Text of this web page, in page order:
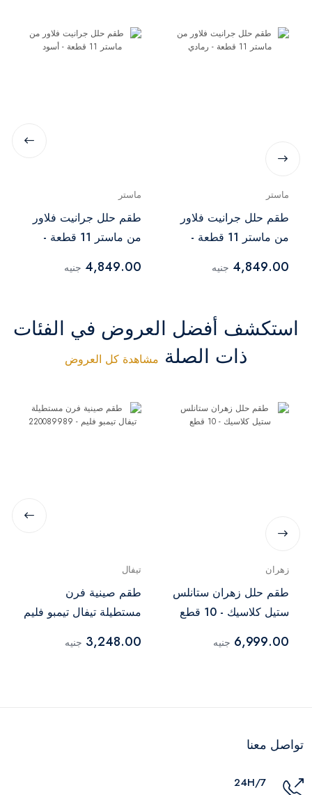
ماستر
طقم حلل جرانيت فلاور
من ماستر 11 قطعة -
4,849.00 جنيه
ماستر
طقم حلل جرانيت فلاور
من ماستر 11 قطعة -
4,849.00 جنيه
استكشف أفضل العروض في الفئات
ذات الصلة مشاهدة كل العروض
زهران
طقم حلل زهران ستانلس
ستيل كلاسيك - 10 قطع
6,999.00 جنيه
تيفال
طقم صينية فرن
مستطيلة تيفال تيمبو فليم
3,248.00 جنيه
تواصل معنا
24H/7